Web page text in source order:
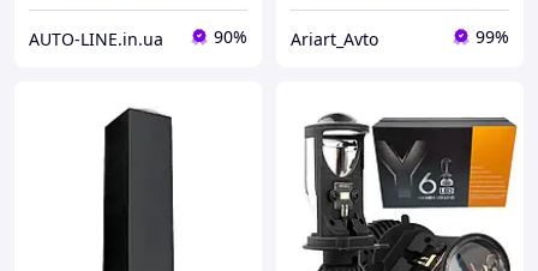
AUTO-LINE.in.ua 90% Ariart_Avto 99%